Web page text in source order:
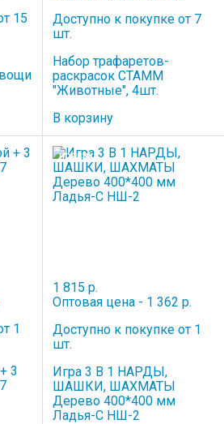
15
Доступно к покупке от 7
шт.
Набор трафаретов-
раскрасок СТАММ
"Животные", 4шт.
В корзину
1
3
1 815 р.
Оптовая цена - 1 362 р.
Доступно к покупке от 1
шт.
Игра 3 В 1 НАРДЫ,
ШАШКИ, ШАХМАТЫ
Дерево 400*400 мм
Ладья-С НШ-2
НОВИНКА